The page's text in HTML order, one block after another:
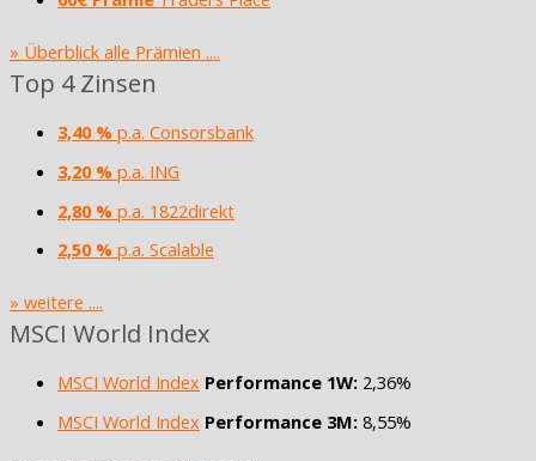
» Überblick alle Prämien ....
Top 4 Zinsen
3,40 % p.a. Consorsbank
3,20 % p.a. ING
2,80 % p.a. 1822direkt
2,50 % p.a. Scalable
» weitere ....
MSCI World Index
MSCI World Index Performance 1W: 2,36%
MSCI World Index Performance 3M: 8,55%